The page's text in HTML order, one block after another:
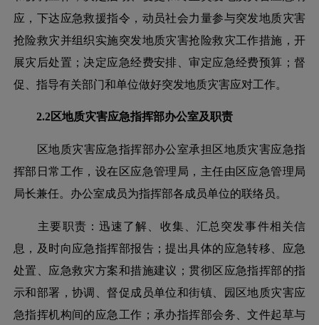
应，下达应急救援指令，动员社会力量参与突发地质灾害
抢险救灾并组织实施突发地质灾害抢险救灾工作措施，开
展灾后处置；决定应急经费安排、审定应急经费预算；督
促、指导有关部门和单位做好突发地质灾害应对工作。
2.2区地质灾害应急指挥部办公室及职责
区地质灾害应急指挥部办公室承担区地质灾害应急指
挥部日常工作，设在区应急管理局，主任由区应急管理局
局长兼任。办公室成员为指挥部各成员单位的联络员。
主要职责：迅速了解、收集、汇总突发事件相关信
息，及时向应急指挥部报告；提出具体的应急转移、应急
处置、应急救灾方案和措施建议；贯彻区应急指挥部的指
示和部署，协调、督促成员单位和街镇、园区地质灾害应
急指挥机构间的应急工作；承办指挥部会务、文件起草与